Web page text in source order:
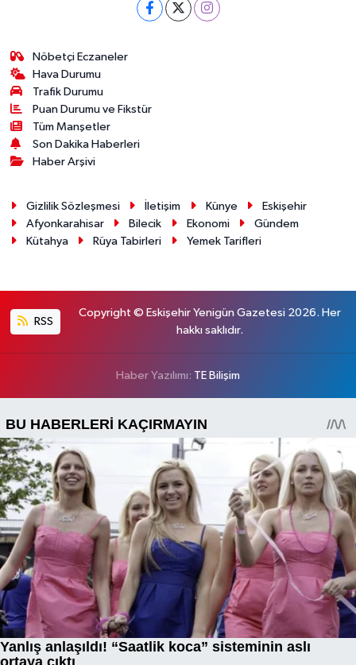
Nöbetçi Eczaneler
Hava Durumu
Trafik Durumu
Puan Durumu ve Fikstür
Tüm Manşetler
Son Dakika Haberleri
Haber Arşivi
Gizlilik Sözleşmesi İletişim Künye
Eskişehir
Afyonkarahisar
Bilecik Ekonomi
Gündem
Kütahya
Rüya Tabirleri Yemek Tarifleri
RSS
Copyright © Eskişehir Yenigün Gazetesi 2026. Her
hakkı saklıdır.
Haber Yazılımı: TE Bilişim